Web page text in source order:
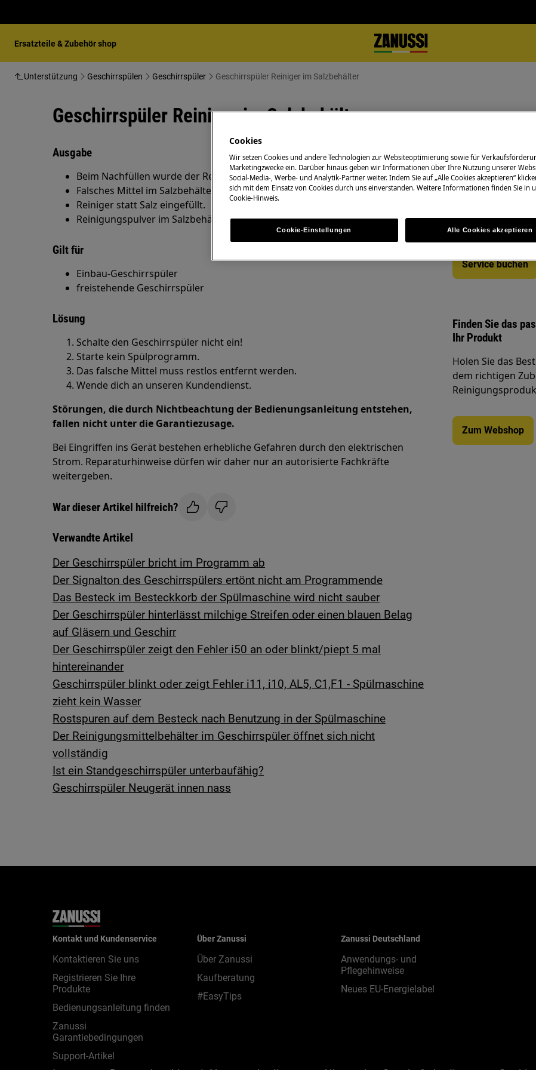
Ersatzteile & Zubehör shop
Unterstützung Geschirrspülen Geschirrspüler Geschirrspüler Reiniger im Salzbehälter
Geschirrspüler Reiniger im Salzbehälter
Ausgabe
Beim Nachfüllen wurde der Reiniger statt Salz in den Salzbehälter gefüllt.
Falsches Mittel im Salzbehälter.
Reiniger statt Salz eingefüllt.
Reinigungspulver im Salzbehälter.
Gilt für
Einbau-Geschirrspüler
freistehende Geschirrspüler
Lösung
Schalte den Geschirrspüler nicht ein!
Starte kein Spülprogramm.
Das falsche Mittel muss restlos entfernt werden.
Wende dich an unseren Kundendienst.
Störungen, die durch Nichtbeachtung der Bedienungsanleitung entstehen,
fallen nicht unter die Garantiezusage.
Bei Eingriffen ins Gerät bestehen erhebliche Gefahren durch den elektrischen
Strom. Reparaturhinweise dürfen wir daher nur an autorisierte Fachkräfte
weitergeben.
War dieser Artikel hilfreich?
Verwandte Artikel
Der Geschirrspüler bricht im Programm ab
Der Signalton des Geschirrspülers ertönt nicht am Programmende
Das Besteck im Besteckkorb der Spülmaschine wird nicht sauber
Der Geschirrspüler hinterlässt milchige Streifen oder einen blauen Belag
auf Gläsern und Geschirr
Der Geschirrspüler zeigt den Fehler i50 an oder blinkt/piept 5 mal
hintereinander
Geschirrspüler blinkt oder zeigt Fehler i11, i10, AL5, C1,F1 - Spülmaschine
zieht kein Wasser
Rostspuren auf dem Besteck nach Benutzung in der Spülmaschine
Der Reinigungsmittelbehälter im Geschirrspüler öffnet sich nicht
vollständig
Ist ein Standgeschirrspüler unterbaufähig?
Geschirrspüler Neugerät innen nass
Service-Termin
Buchen Sie jetzt
für Reparaturen
Service buchen
Finden Sie das
Ihr Produkt
Holen Sie das
dem richtigen
Zum Webshop
Kontakt und Kundenservice
Kontaktieren Sie uns
Registrieren Sie Ihre
Produkte
Bedienungsanleitung finden
Zanussi
Garantiebedingungen
Support-Artikel
Über Zanussi
Über Zanussi
Kaufberatung
#EasyTips
Zanussi Deutschland
Anwendungs- und
Pflegehinweise
Neues EU-Energielabel
Cookies
Wir setzen Cookies und andere Technologien zur Websiteoptimierung sowie für
Marketingzwecke ein. Darüber hinaus geben wir Informationen über Ihre Nutzung unserer
Social-Media-, Werbe- und Analytik-Partner weiter. Indem Sie auf „Alle Cookies akzeptieren“
sich mit dem Einsatz von Cookies durch uns einverstanden. Weitere Informationen finden Sie in
Cookie-Hinweis.
Cookie-Einstellungen Alle Cookies akzeptieren